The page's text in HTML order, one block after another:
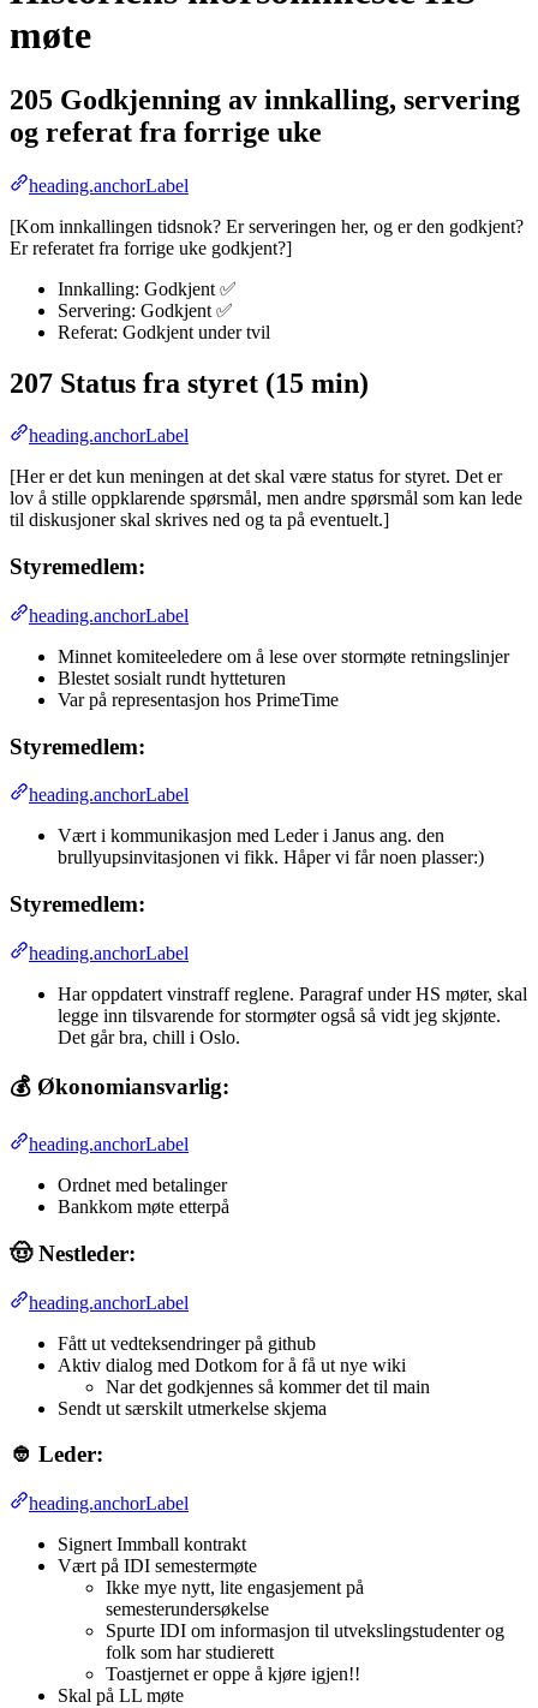
møte
205 Godkjenning av innkalling, servering
og referat fra forrige uke
heading.anchorLabel
[Kom innkallingen tidsnok? Er serveringen her, og er den godkjent?
Er referatet fra forrige uke godkjent?]
Innkalling: Godkjent ✅
Servering: Godkjent ✅
Referat: Godkjent under tvil
207 Status fra styret (15 min)
heading.anchorLabel
[Her er det kun meningen at det skal være status for styret. Det er
lov å stille oppklarende spørsmål, men andre spørsmål som kan lede
til diskusjoner skal skrives ned og ta på eventuelt.]
Styremedlem:
heading.anchorLabel
Minnet komiteeledere om å lese over stormøte retningslinjer
Blestet sosialt rundt hytteturen
Var på representasjon hos PrimeTime
Styremedlem:
heading.anchorLabel
Vært i kommunikasjon med Leder i Janus ang. den
brullyupsinvitasjonen vi fikk. Håper vi får noen plasser:)
Styremedlem:
heading.anchorLabel
Har oppdatert vinstraff reglene. Paragraf under HS møter, skal
legge inn tilsvarende for stormøter også så vidt jeg skjønte.
Det går bra, chill i Oslo.
💰 Økonomiansvarlig:
heading.anchorLabel
Ordnet med betalinger
Bankkom møte etterpå
🤠 Nestleder:
heading.anchorLabel
Fått ut vedteksendringer på github
Aktiv dialog med Dotkom for å få ut nye wiki
Nar det godkjennes så kommer det til main
Sendt ut særskilt utmerkelse skjema
👲 Leder:
heading.anchorLabel
Signert Immball kontrakt
Vært på IDI semestermøte
Ikke mye nytt, lite engasjement på
semesterundersøkelse
Spurte IDI om informasjon til utvekslingstudenter og
folk som har studierett
Toastjernet er oppe å kjøre igjen!!
Skal på LL møte